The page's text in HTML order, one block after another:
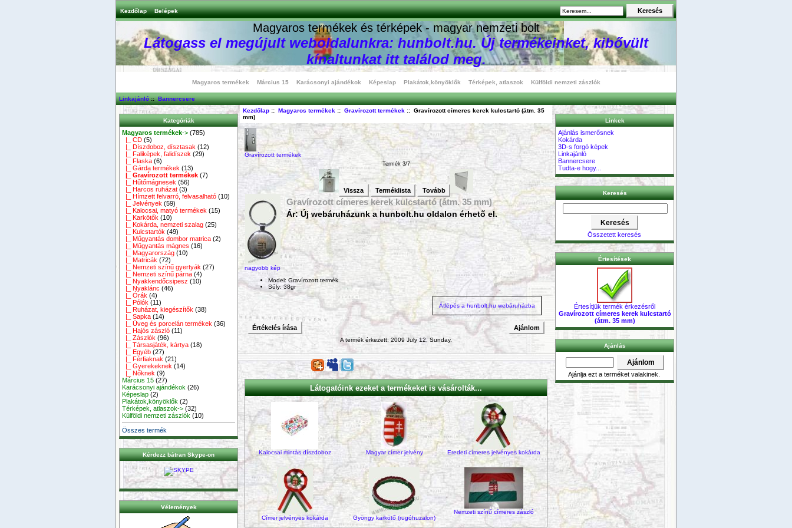
Kezdőlap Belépek
Magyaros termékek és térképek - magyar nemzeti bolt
Látogass el megújult weboldalunkra: hunbolt.hu. Új termékeinket, kibővült
kínaltunkat itt találod meg.
Magyaros termékek Március 15 Karácsonyi ajándékok Képeslap Plakátok,könyöklők Térképek, atlaszok Külföldi nemzeti zászlók
Linkajánló::Bannercsere
Kategóriák
Magyaros termékek-> (785)
|_ CD (5)
|_ Díszdoboz, dísztasak (12)
|_ Faliképek, falidíszek (29)
|_ Flaska (6)
|_ Gárda termékek (13)
|_ Gravírozott termékek (7)
|_ Hűtőmágnesek (56)
|_ Harcos ruházat (3)
|_ Hímzett felvarró, felvasalható (10)
|_ Jelvények (59)
|_ Kalocsai, matyó termékek (15)
|_ Karkötők (10)
|_ Kokárda, nemzeti szalag (25)
|_ Kulcstartók (49)
|_ Műgyantás dombor matrica (2)
|_ Műgyantás mágnes (16)
|_ Magyarország (10)
|_ Matricák (72)
|_ Nemzeti színű gyertyák (27)
|_ Nemzeti színű párna (4)
|_ Nyakkendőcsipesz (10)
|_ Nyaklánc (46)
|_ Órák (4)
|_ Pólók (11)
|_ Ruházat, kiegészítők (38)
|_ Sapka (14)
|_ Üveg és porcelán termékek (36)
|_ Hajós zászló (11)
|_ Zászlók (96)
|_ Társasjáték, kártya (18)
|_ Egyéb (27)
|_ Férfiaknak (21)
|_ Gyerekeknek (14)
|_ Nőknek (9)
Március 15 (27)
Karácsonyi ajándékok (26)
Képeslap (2)
Plakátok,könyöklők (2)
Térképek, atlaszok-> (32)
Külföldi nemzeti zászlók (10)
Összes termék
Kérdezz bátran Skype-on
Vélemények
Kezdőlap:: Magyaros termékek:: Gravírozott termékek:: Gravírozott címeres kerek kulcstartó (átm. 35
mm)
Gravírozott termékek
Termék 3/7
Vissza Terméklista Tovább
nagyobb kép
Gravírozott címeres kerek kulcstartó (átm. 35 mm)
Ár: Új webáruházunk a hunbolt.hu oldalon érhető el.
Model: Gravírozott termék
Súly: 38gr
Átlépés a hunbolt.hu webáruházba
Ajánlom
Értékelés írása
A termék érkezett: 2009 July 12, Sunday.
Látogatóink ezeket a termékeket is vásárolták...
Kalocsai mintás díszdoboz Magyar címer jelvény Eredeti címeres jelvényes kokárda
Címer jelvényes kokárda Gyöngy karkötő (rugóhuzalon)
Nemzeti színű címeres zászló
Linkek
Ajánlás ismerősnek
Kokárda
3D-s forgó képek
Linkajánló
Bannercsere
Tudta-e hogy...
Keresés
Összetett keresés
Értesítések
Értesítjük termék érkezésről
Gravírozott címeres kerek kulcstartó
(átm. 35 mm)
Ajánlás
Ajánlja ezt a terméket valakinek.